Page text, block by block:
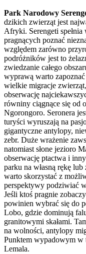
Park Narodowy
dzikich zwierząt jest
Afryki. Serengeti
pragnących poznać
względem zarówno
podróżników jest to
zwiedzanie całego
wyprawą warto
wielkie migracje
obserwację
równiny ciągnące się od
Ngorongoro. Seronera
turyści wyruszają na
gigantyczne antylopy,
zebr. Duże wrażenie
natomiast słone jezioro
obserwację ptactwa i
parku na własną rękę
warto skorzystać z
perspektywy podziwiać
Jeśli ktoś pragnie
powinien wybrać się do
Lobo, gdzie dominują
granitowymi skałami.
na wolności, antylopy
Punktem wypadowym w
Lemala.